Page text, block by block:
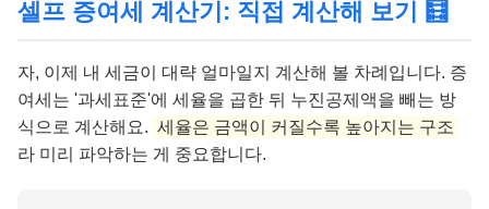
셀프 증여세 계산기: 직접 계산해 보기 🧮
자, 이제 내 세금이 대략 얼마일지 계산해 볼 차례입니다. 증
여세는 '과세표준'에 세율을 곱한 뒤 누진공제액을 빼는 방
식으로 계산해요. 세율은 금액이 커질수록 높아지는 구조
라 미리 파악하는 게 중요합니다.